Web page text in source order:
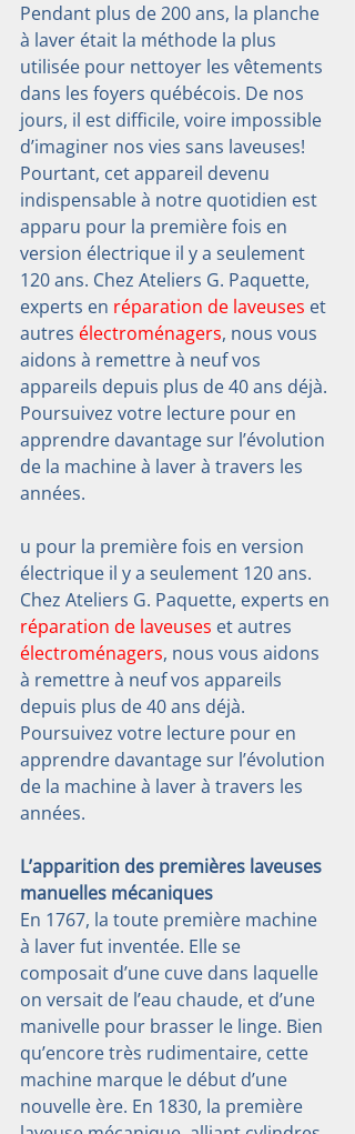
Pendant plus de 200 ans, la planche
à laver était la méthode la plus
utilisée pour nettoyer les vêtements
dans les foyers québécois. De nos
jours, il est difficile, voire impossible
d’imaginer nos vies sans laveuses!
Pourtant, cet appareil devenu
indispensable à notre quotidien est
apparu pour la première fois en
version électrique il y a seulement
120 ans. Chez Ateliers G. Paquette,
experts en réparation de laveuses et
autres électroménagers, nous vous
aidons à remettre à neuf vos
appareils depuis plus de 40 ans déjà.
Poursuivez votre lecture pour en
apprendre davantage sur l’évolution
de la machine à laver à travers les
années.
u pour la première fois en version
électrique il y a seulement 120 ans.
Chez Ateliers G. Paquette, experts en
réparation de laveuses et autres
électroménagers, nous vous aidons
à remettre à neuf vos appareils
depuis plus de 40 ans déjà.
Poursuivez votre lecture pour en
apprendre davantage sur l’évolution
de la machine à laver à travers les
années.
L’apparition des premières laveuses
manuelles mécaniques
En 1767, la toute première machine
à laver fut inventée. Elle se
composait d’une cuve dans laquelle
on versait de l’eau chaude, et d’une
manivelle pour brasser le linge. Bien
qu’encore très rudimentaire, cette
machine marque le début d’une
nouvelle ère. En 1830, la première